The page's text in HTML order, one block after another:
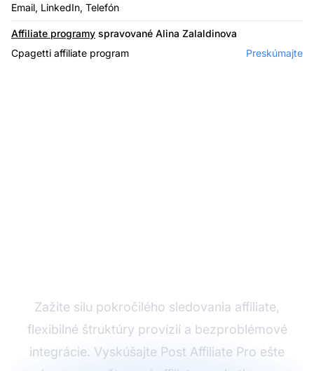
Email, LinkedIn, Telefón
Affiliate programy spravované Alina Zalaldinova
Cpagetti affiliate program
Preskúmajte
Zažite silu pokročilého sledovania affiliate,
flexibilné štruktúry provízií a bezproblémové
integrácie. Vyskúšajte Post Affiliate Pro ešte